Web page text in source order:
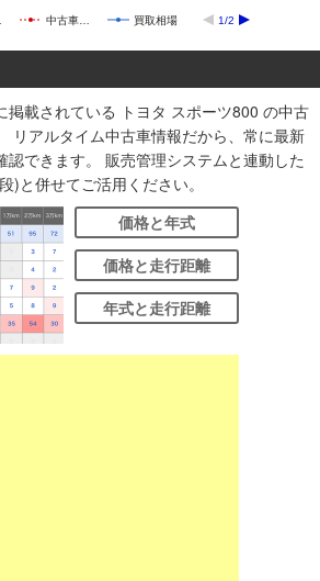
中古車… 買取相場 1/2
掲載されている トヨタ スポーツ800 の中古
リアルタイム中古車情報だから、常に最新
認できます。 販売管理システムと連動した
)と併せてご活用ください。
価格と年式
価格と走行距離
年式と走行距離